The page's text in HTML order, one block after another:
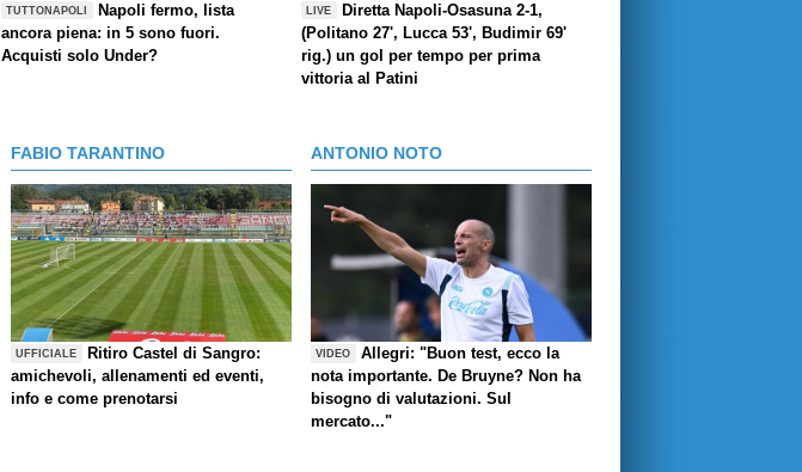
TUTTONAPOLI
Napoli fermo, lista
ancora piena: in 5 sono fuori.
Acquisti solo Under?
LIVE
Diretta Napoli-Osasuna 2-1,
(Politano 27', Lucca 53', Budimir 69'
rig.) un gol per tempo per prima
vittoria al Patini
FABIO TARANTINO
UFFICIALE
Ritiro Castel di Sangro:
amichevoli, allenamenti ed eventi,
info e come prenotarsi
ANTONIO NOTO
VIDEO
Allegri: "Buon test, ecco la
nota importante. De Bruyne? Non ha
bisogno di valutazioni. Sul
mercato..."